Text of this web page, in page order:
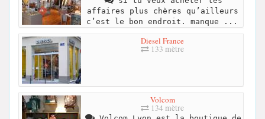
affaires plus chères qu’ailleurs
c’est le bon endroit. manque ...
Diesel France
133 mètre
Volcom
134 mètre